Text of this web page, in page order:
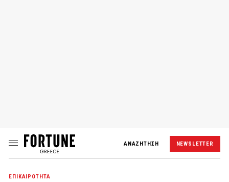
ΑΝΑΖΗΤΗΣΗ NEWSLETTER
ΕΠΙΚΑΙΡΟΤΗΤΑ